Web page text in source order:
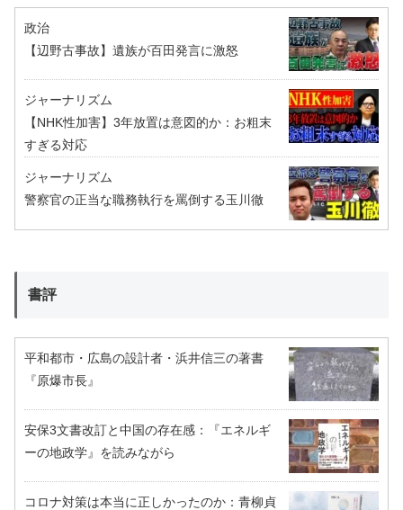
政治
【辺野古事故】遺族が百田発言に激怒
ジャーナリズム
【NHK性加害】3年放置は意図的か：お粗末
すぎる対応
ジャーナリズム
警察官の正当な職務執行を罵倒する玉川徹
書評
平和都市・広島の設計者・浜井信三の著書
『原爆市長』
安保3文書改訂と中国の存在感：『エネルギ
ーの地政学』を読みながら
コロナ対策は本当に正しかったのか：青柳貞